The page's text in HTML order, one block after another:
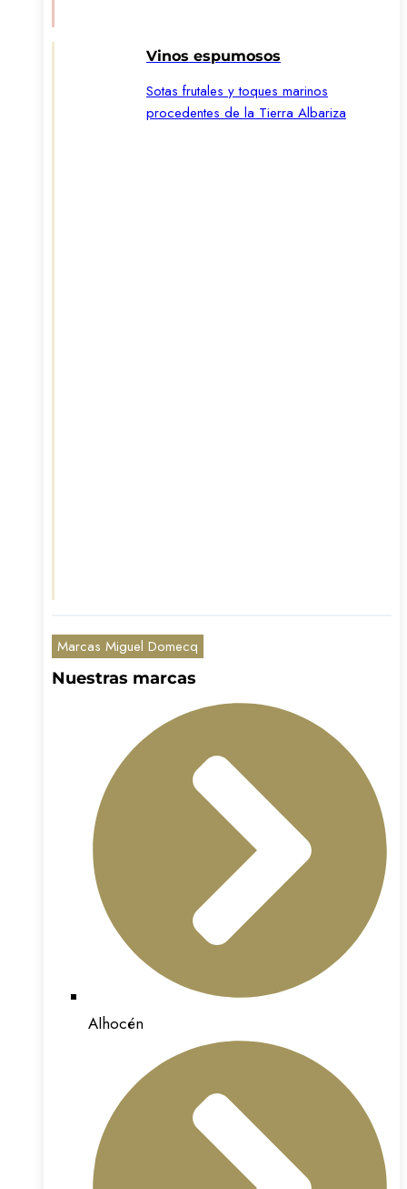
Vinos espumosos
Sotas frutales y toques marinos
procedentes de la Tierra Albariza
Marcas Miguel Domecq
Nuestras marcas
Alhocén